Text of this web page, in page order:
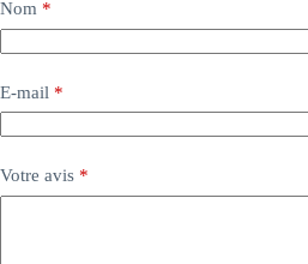
Nom *
E-mail *
Votre avis *